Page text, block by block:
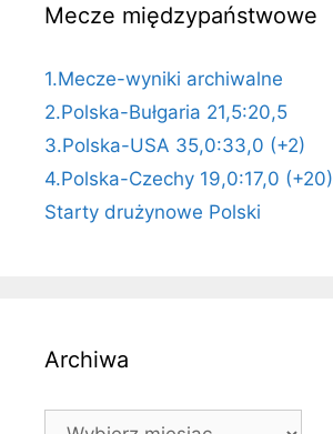
Mecze międzypaństwowe
1.Mecze-wyniki archiwalne
2.Polska-Bułgaria 21,5:20,5
3.Polska-USA 35,0:33,0 (+2)
4.Polska-Czechy 19,0:17,0 (+20)
Starty drużynowe Polski
Archiwa
Archiwa